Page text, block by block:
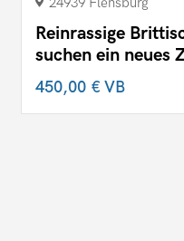
Reinrassige
suchen ein neues
450,00 €VB